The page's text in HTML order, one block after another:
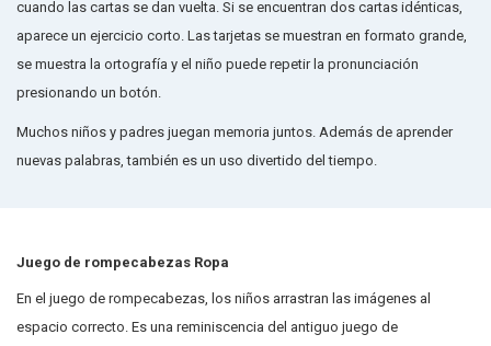
cuando las cartas se dan vuelta. Si se encuentran dos cartas idénticas,
aparece un ejercicio corto. Las tarjetas se muestran en formato grande,
se muestra la ortografía y el niño puede repetir la pronunciación
presionando un botón.
Muchos niños y padres juegan memoria juntos. Además de aprender
nuevas palabras, también es un uso divertido del tiempo.
Juego de rompecabezas Ropa
En el juego de rompecabezas, los niños arrastran las imágenes al
espacio correcto. Es una reminiscencia del antiguo juego de